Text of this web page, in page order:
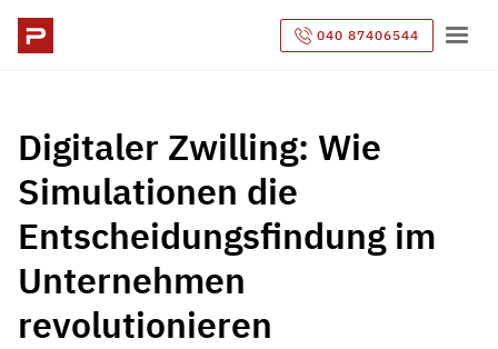
040 87406544
Digitaler Zwilling: Wie
Simulationen die
Entscheidungsfindung im
Unternehmen
revolutionieren